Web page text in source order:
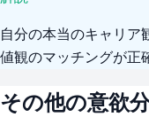
自分の本当のキャリア
値観のマッチングが正
その他の意欲